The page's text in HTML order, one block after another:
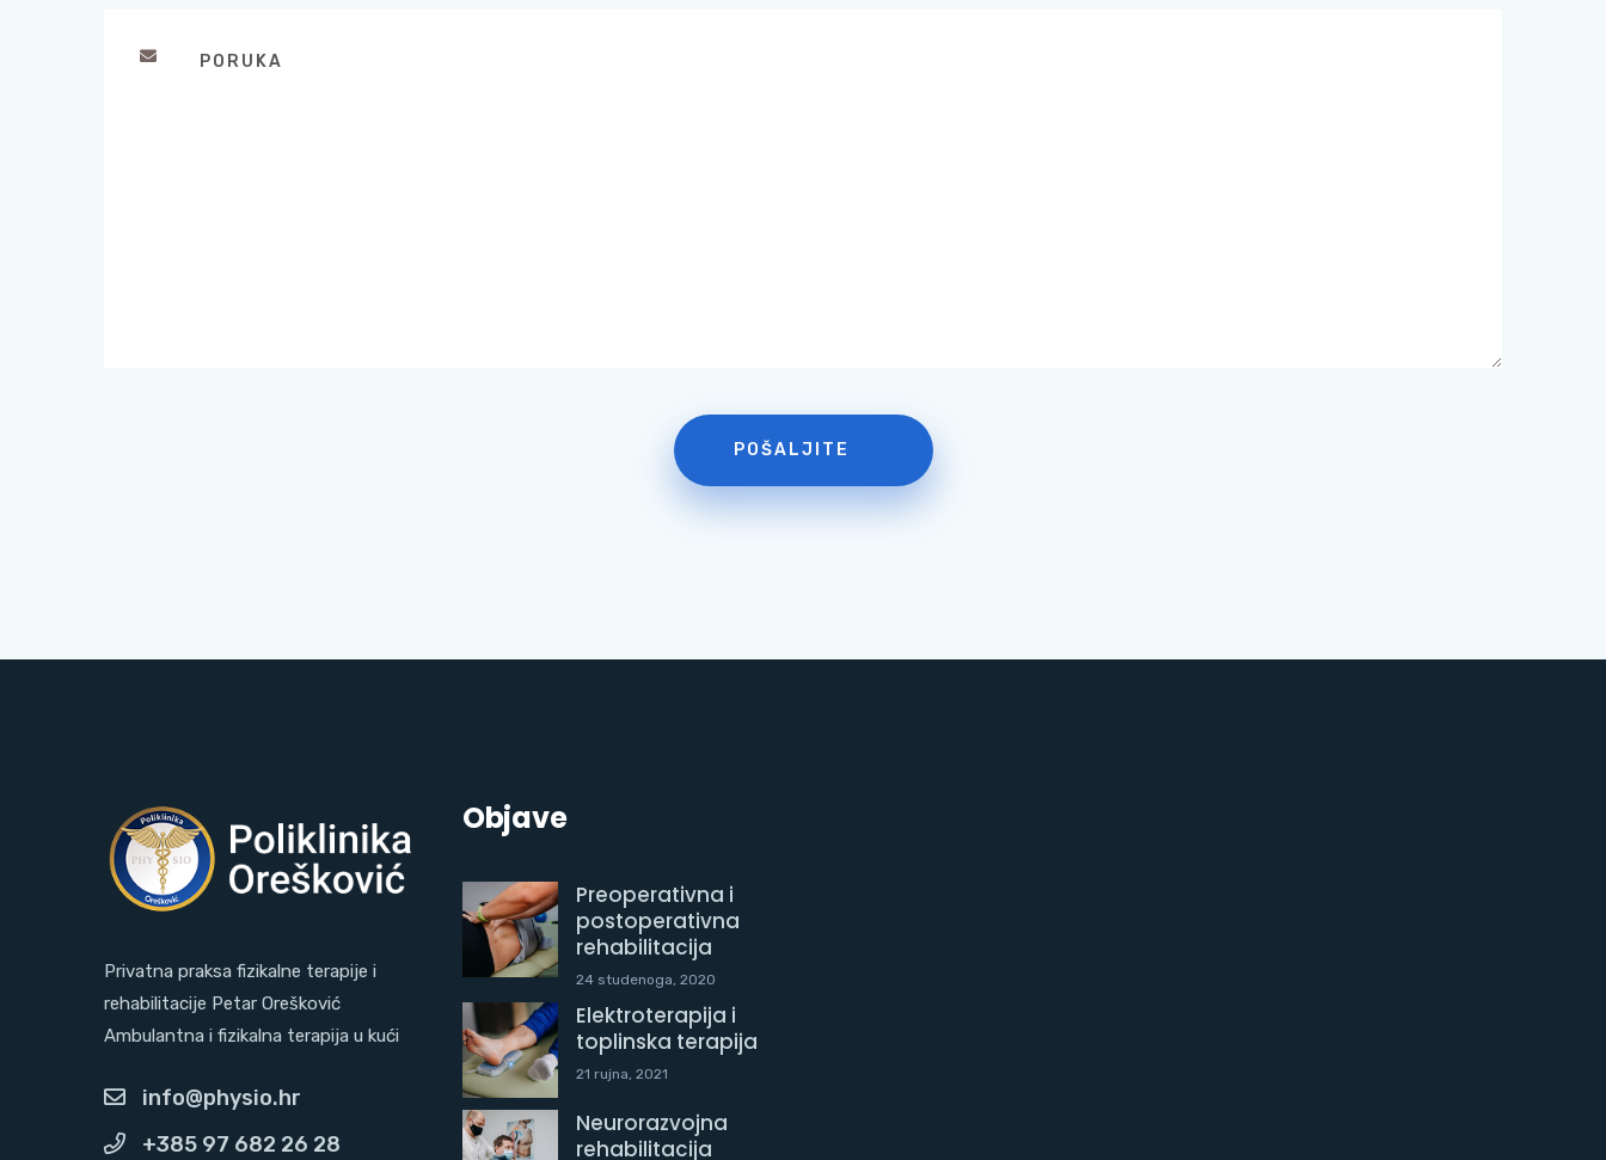
Privatna praksa fizikalne terapije i
rehabilitacije Petar Orešković
Ambulantna i fizikalna terapija u kući
info@physio.hr
+385 97 682 26 28
Objave
Preoperativna i
postoperativna
rehabilitacija
24 studenoga, 2020
Elektroterapija i
toplinska terapija
21 rujna, 2021
Neurorazvojna
rehabilitacija